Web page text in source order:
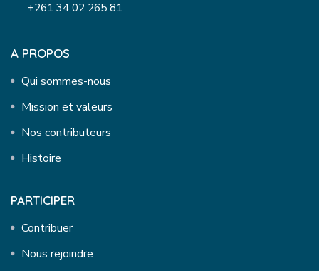
+261 34 02 265 81
A PROPOS
Qui sommes-nous
Mission et valeurs
Nos contributeurs
Histoire
PARTICIPER
Contribuer
Nous rejoindre